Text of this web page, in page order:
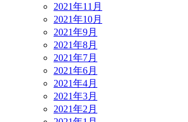
2021年11月
2021年10月
2021年9月
2021年8月
2021年7月
2021年6月
2021年4月
2021年3月
2021年2月